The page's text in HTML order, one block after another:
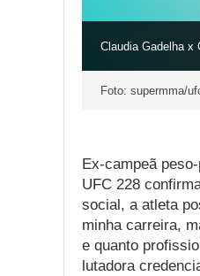
Claudia Gadelha x
Foto: supermma/
Ex-campeã
UFC 228
social, a atleta
minha carreira,
e quanto
lutadora